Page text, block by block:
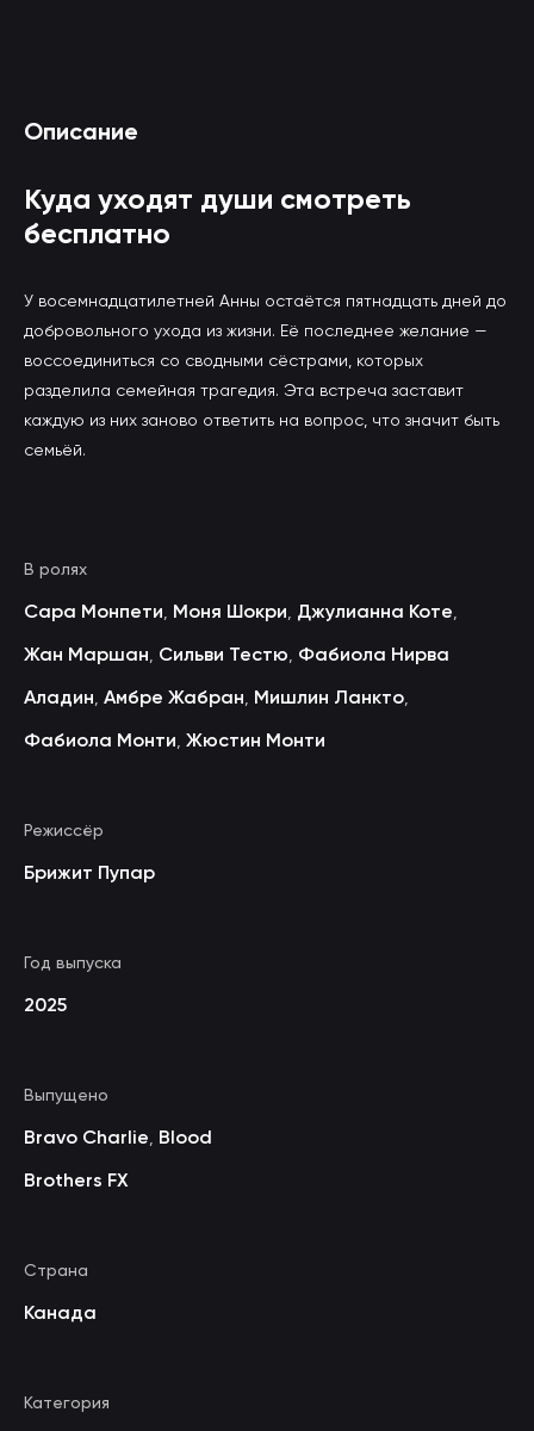
(вы будете перенаправлены на другой сайт)
Описание
Куда уходят души смотреть
бесплатно
У восемнадцатилетней Анны остаётся пятнадцать дней до
добровольного ухода из жизни. Её последнее желание —
воссоединиться со сводными сёстрами, которых
разделила семейная трагедия. Эта встреча заставит
каждую из них заново ответить на вопрос, что значит быть
семьёй.
В ролях
Сара Монпети Моня Шокри Джулианна Коте
Жан Маршан Сильви Тестю Фабиола Нирва
Аладин Амбре Жабран Мишлин Ланкто
Фабиола Монти Жюстин Монти
Режиссёр
Брижит Пупар
Год выпуска
2025
Выпущено
Bravo Charlie Blood
Brothers FX
Страна
Канада
Категория